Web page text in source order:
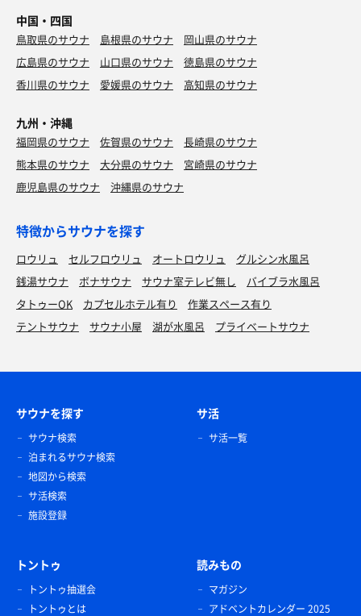
中国・四国
鳥取県のサウナ 島根県のサウナ
岡山県のサウナ
広島県のサウナ
山口県のサウナ
徳島県のサウナ
香川県のサウナ
愛媛県のサウナ 高知県のサウナ
九州・沖縄
福岡県のサウナ 佐賀県のサウナ
長崎県のサウナ
熊本県のサウナ
大分県のサウナ
宮崎県のサウナ
鹿児島県のサウナ
沖縄県のサウナ
特徴からサウナを探す
ロウリュ セルフロウリュ オートロウリュ
グルシン水風呂
銭湯サウナ
ボナサウナ サウナ室テレビ無し
バイブラ水風呂
タトゥーOK
カプセルホテル有り
作業スペース有り
テントサウナ
サウナ小屋 湖が水風呂 プライベートサウナ
サウナを探す
サウナ検索
泊まれるサウナ検索
地図から検索
サ活検索
施設登録
サ活
サ活一覧
トントゥ
トントゥ抽選会
トントゥとは
読みもの
マガジン
アドベントカレンダー 2025